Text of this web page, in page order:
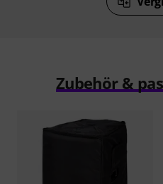
Zubehör &